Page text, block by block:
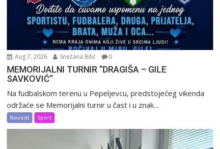
Aug 7, 2026 Snežana Bilić 0
MEMORIJALNI TURNIR “DRAGIŠA – GILE
SAVKOVIĆ”
Na fudbalskom terenu u Pepeljevcu, predstojećeg vikenda
održaće se Memorijalni turnir u čast i u znak...
Novosti Sport